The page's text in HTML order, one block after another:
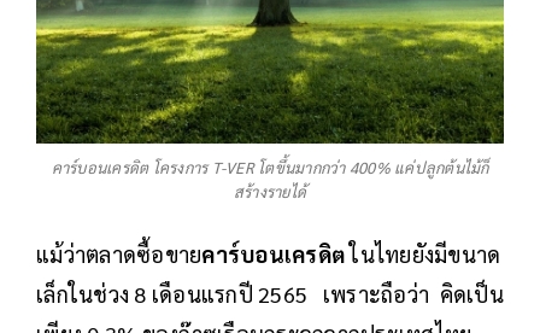
คาร์บอนเครดิต โครงการ T-VER โตขึ้นมากกว่า 400% แค่ปลูกต้นไม้ก็
สร้างรายได้
แม้ว่าตลาดซื้อขายคาร์บอนเครดิตในไทยยังมีขนาด
เล็กในช่วง 8 เดือนแรกปี 2565 เพราะถือว่า คิดเป็น